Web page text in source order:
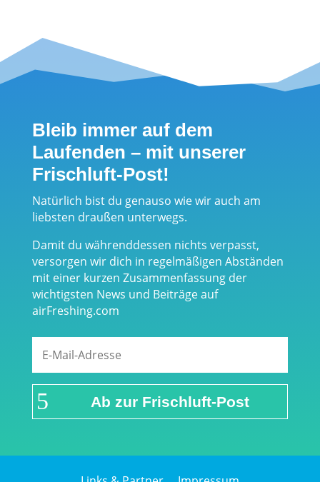
Co. als
effektiver
Mücken
Bleib immer auf dem
Laufenden – mit unserer
Frischluft-Post!
Natürlich bist du genauso wie wir auch am
liebsten draußen unterwegs.
Damit du währenddessen nichts verpasst,
versorgen wir dich in regelmäßigen Abständen
mit einer kurzen Zusammenfassung der
wichtigsten News und Beiträge auf
airFreshing.com
Ab zur Frischluft-Post